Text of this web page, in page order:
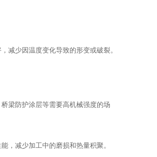
少因温度变化导致的形变或破裂。
梁防护涂层等需要高机械强度的场
，减少加工中的磨损和热量积聚。